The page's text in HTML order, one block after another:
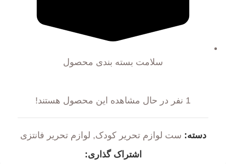
سلامت بسته بندی محصول
1 نفر در حال مشاهده این محصول هستند!
دسته: ست لوازم تحریر کودک, لوازم تحریر فانتزی
اشتراک گذاری: